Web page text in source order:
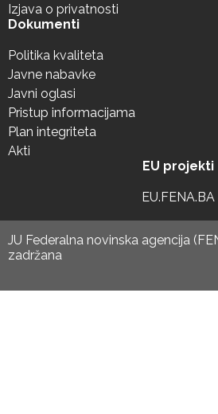
Izjava o privatnosti
Dokumenti
Politika kvaliteta
Javne nabavke
Javni oglasi
Pristup informacijama
Plan integriteta
Akti
EU projekti
EU.FENA.BA
JU Federalna novinska agencija
zadržana